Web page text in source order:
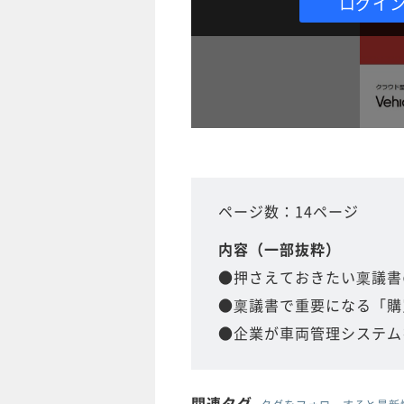
ページ数：14ページ
内容（一部抜粋）
●押さえておきたい稟議
●稟議書で重要になる「
●企業が車両管理システ